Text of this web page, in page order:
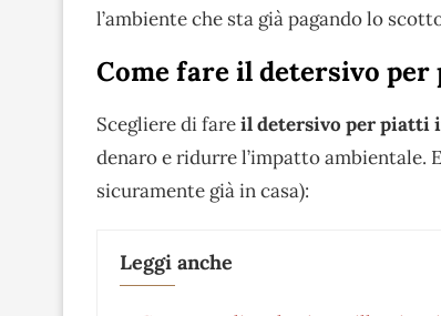
l’ambiente che sta già pagando lo
Come fare il detersivo per
Scegliere di fareil detersivo per piatti
denaro e ridurre l’impatto ambientale.
sicuramente già in casa):
Leggi anche